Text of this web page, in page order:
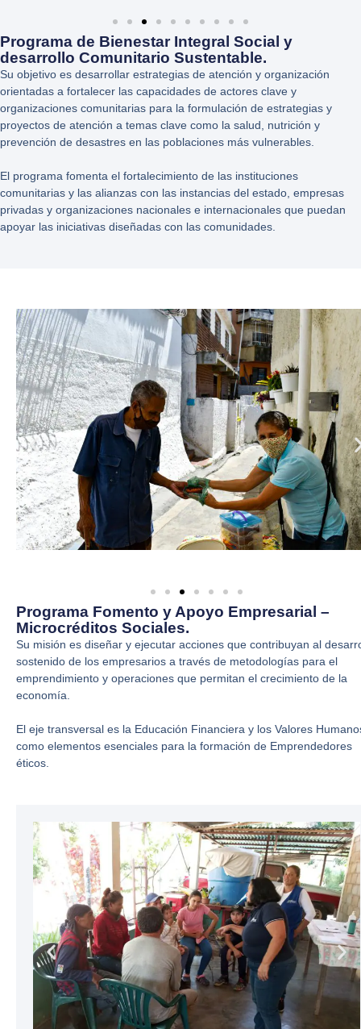
Programa de Bienestar Integral Social y
desarrollo Comunitario Sustentable.
Su objetivo es desarrollar estrategias de atención y organización
orientadas a fortalecer las capacidades de actores clave y
organizaciones comunitarias para la formulación de estrategias y
proyectos de atención a temas clave como la salud, nutrición y
prevención de desastres en las poblaciones más vulnerables.
El programa fomenta el fortalecimiento de las instituciones
comunitarias y las alianzas con las instancias del estado, empresas
privadas y organizaciones nacionales e internacionales que puedan
apoyar las iniciativas diseñadas con las comunidades.
Programa Fomento y Apoyo Empresarial –
Microcréditos Sociales.
Su misión es diseñar y ejecutar acciones que contribuyan al
sostenido de los empresarios a través de metodologías para el
emprendimiento y operaciones que permitan el crecimiento de la
economía.
El eje transversal es la Educación Financiera y los Valores
como elementos esenciales para la formación de Emprendedores
éticos.